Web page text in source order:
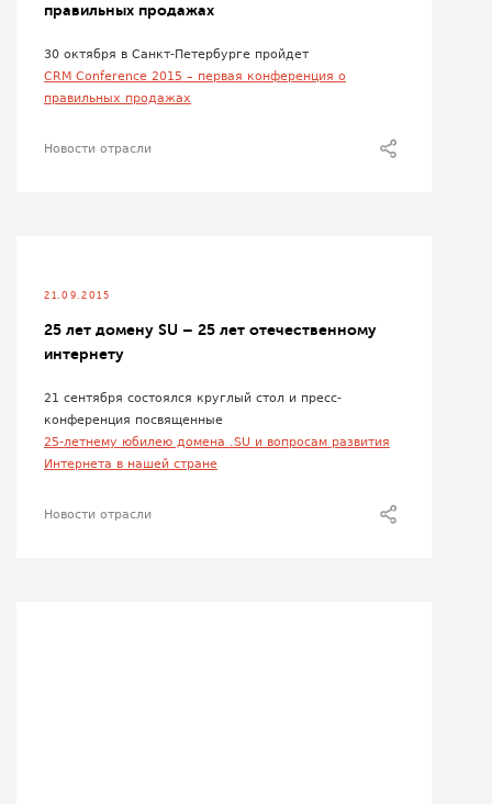
правильных продажах
30 октября в Санкт-Петербурге пройдет
CRM Conference 2015 – первая конференция о
правильных продажах
Новости отрасли
21.09.2015
25 лет домену SU – 25 лет отечественному
интернету
21 сентября состоялся круглый стол и пресс-
конференция посвященные
25-летнему юбилею домена .SU и вопросам развития
Интернета в нашей стране
Новости отрасли